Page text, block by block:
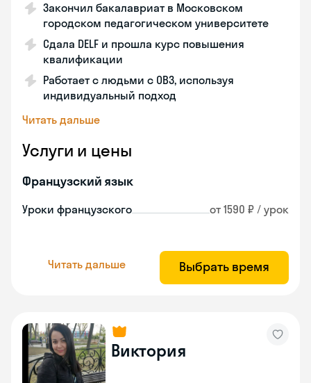
Закончил бакалавриат в Московском
городском педагогическом университете
Сдала DELF и прошла курс повышения
квалификации
Работает с людьми с ОВЗ, используя
индивидуальный подход
Читать дальше
Услуги и цены
Французский язык
Уроки французского от 1590 ₽ / урок
Читать дальше Выбрать время
Виктория